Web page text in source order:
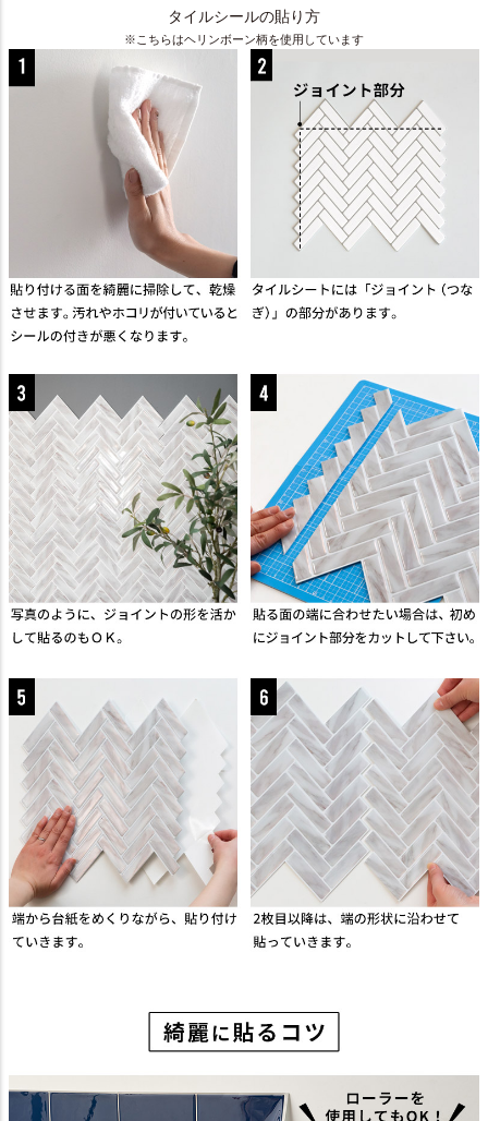
タイルシールの貼り方
※こちらはヘリンボーン柄を使用しています